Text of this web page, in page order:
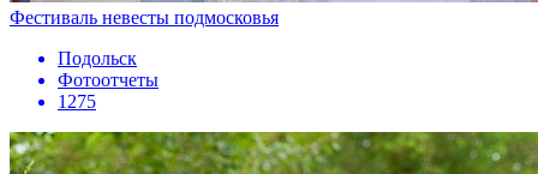
Фестиваль невесты подмосковья
Подольск
Фотоотчеты
1275